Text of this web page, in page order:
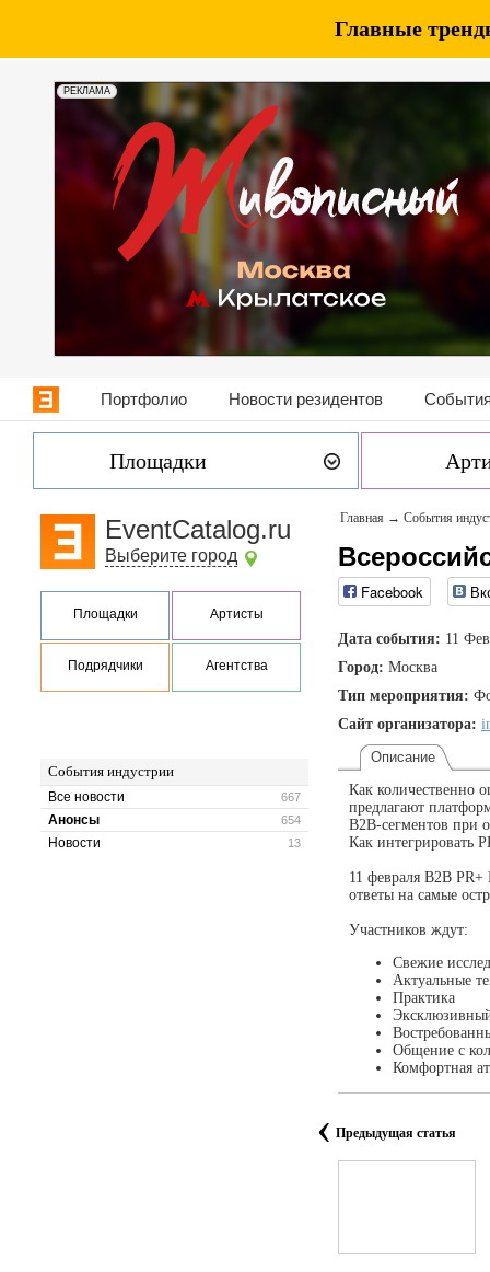
РЕКЛАМА
Главные
Портфолио Новости резидентов
Площадки
EventCatalog.ru
Выберите город
Площадки Артисты
Подрядчики Агентства
События индустрии
667
Все новости
654
Анонсы
13
Новости
Главная → События
Facebook
Дата события: 11
Город: Москва
Тип мероприятия:
Сайт организатора:
Описание
Как количественно
предлагают
B2B-сегментов при
Как интегрировать
11 февраля B2B
ответы на самые
Участников ждут:
Свежие
Актуальные
Практика
Общение с
Комфортная
‹ Предыдущая статья